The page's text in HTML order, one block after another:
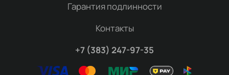
Гарантия подлинности
Контакты
+7 (383) 247-97-35